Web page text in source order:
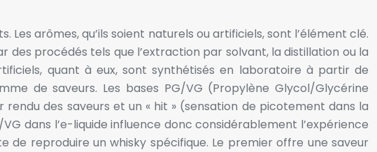
arômes, qu’ils soient naturels ou artificiels, sont l’élément clé.
procédés tels que l’extraction par solvant, la distillation ou la
quant à eux, sont synthétisés en laboratoire à partir de
de saveurs. Les bases PG/VG (Propylène Glycol/Glycérine
des saveurs et un « hit » (sensation de picotement dans la
dans l’e-liquide influence donc considérablement l’expérience
de reproduire un whisky spécifique. Le premier offre une saveur